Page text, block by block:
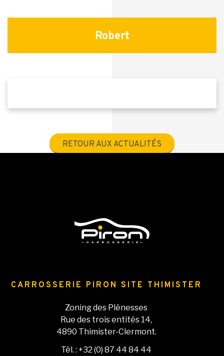
Robert
RETOUR AUX ACTUALITÉS
CARROSSERIE PIRON SITE THIMISTER
Zoning des Plénesses
Rue des trois entités 14,
4890 Thimister-Clermont.
Tél. : +32 (0) 87 44 84 44